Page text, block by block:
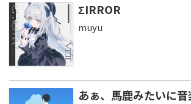
ΣIRROR
muyu
あぁ、馬鹿みたいに音